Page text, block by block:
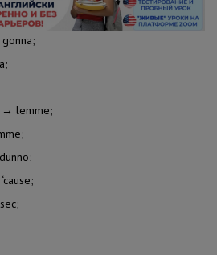
→ lemme;